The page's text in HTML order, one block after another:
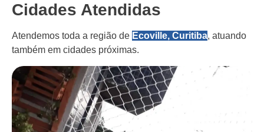
Cidades Atendidas
Atendemos toda a região de Ecoville, Curitiba, atuando
também em cidades próximas.